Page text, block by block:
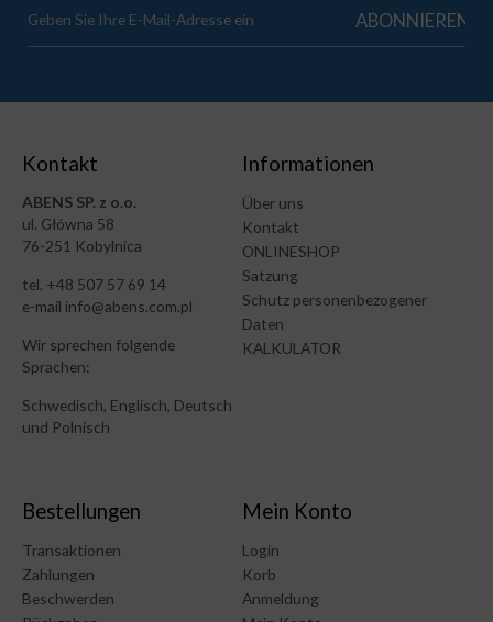
Kontakt
ABENS SP. z o.o.
ul. Główna 58
76-251 Kobylnica
tel. +48 507 57 69 14
e-mail info@abens.com.pl
Wir sprechen folgende
Sprachen:
Schwedisch, Englisch, Deutsch
und Polnisch
Informationen
Über uns
Kontakt
ONLINESHOP
Satzung
Schutz personenbezogener
Daten
KALKULATOR
Bestellungen
Transaktionen
Zahlungen
Beschwerden
Mein Konto
Login
Korb
Anmeldung